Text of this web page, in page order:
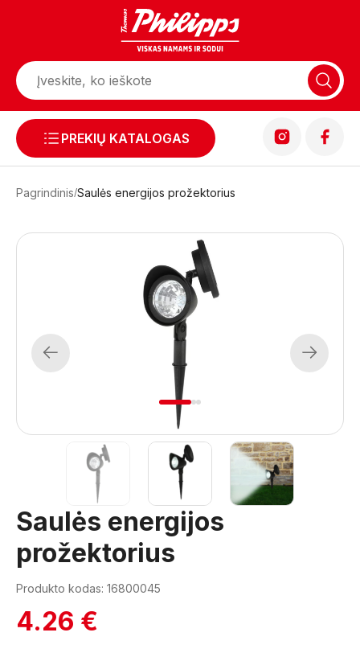
PREKIŲ KATALOGAS
Pagrindinis Saulės energijos prožektorius
Previous Next
1 23
Saulės energijos
prožektorius
Produkto kodas: 16800045
4.26 €